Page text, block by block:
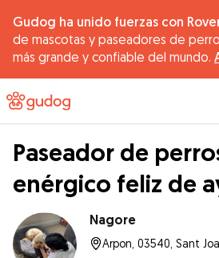
Gudog ha unido fuerzas con
de mascotas y paseadores de
más grande y confiable del mundo.
Paseador de
enérgico feliz de
Nagore
Arpon, 03540, Sant